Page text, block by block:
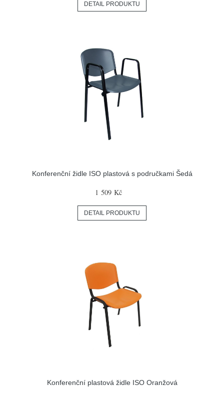
DETAIL PRODUKTU
Konferenční židle ISO plastová s područkami Šedá
1 509 Kč
DETAIL PRODUKTU
Konferenční plastová židle ISO Oranžová